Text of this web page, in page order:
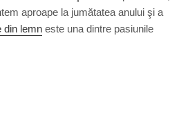
aproape la jumătatea anului şi a
din lemn este una dintre pasiunile